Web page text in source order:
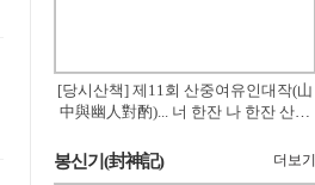
[당시산책] 제11회 산중여유인대작(山
中與幽人對酌)... 너 한잔 나 한잔 산의
봉신기(封神記) 더보기